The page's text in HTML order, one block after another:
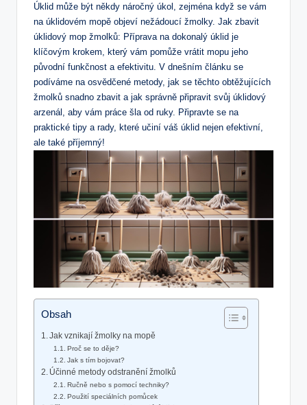
Úklid může být někdy náročný úkol, zejména když se vám
na úklidovém mopě objeví nežádoucí žmolky. Jak zbavit
úklidový mop žmolků: Příprava na dokonalý úklid je
klíčovým ​krokem, který vám pomůže vrátit mopu jeho
původní funkčnost a efektivitu. V dnešním článku se
podíváme na osvědčené ⁢metody, jak se ⁤těchto obtěžujících
žmolků snadno⁤ zbavit a jak správně připravit svůj úklidový
arzenál, ⁢aby vám​ práce šla od ruky. Připravte se na
praktické tipy ‌a rady, které učiní váš úklid nejen ‍efektivní,
ale také příjemný!
Obsah
Jak vznikají žmolky na mopě
Proč se ​to ‍děje?
Jak s‌ tím bojovat?
Účinné metody odstranění žmolků
Ručně nebo s pomocí techniky?
Použití speciálních⁤ pomůcek